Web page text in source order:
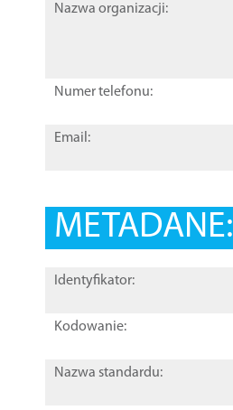
Nazwa organizacji:
Numer telefonu:
Email:
METADANE:
Identyfikator:
Kodowanie:
Nazwa standardu: